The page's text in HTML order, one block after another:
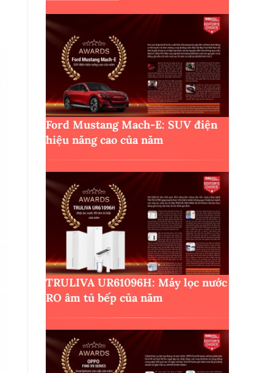
Ford Mustang Mach-E: SUV điện
hiệu năng cao của năm
TRULIVA UR61096H: Máy lọc nước
RO âm tủ bếp của năm